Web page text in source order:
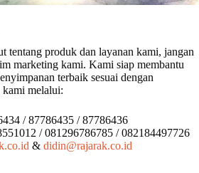
tentang produk dan layanan kami, jangan
marketing kami. Kami siap membantu
terbaik sesuai dengan
melalui:
/ 87786435 / 87786436
/ 081296786785 / 082184497726
& didin@rajarak.co.id